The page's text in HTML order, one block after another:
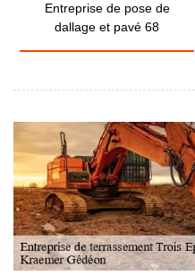
Entreprise de pose de
dallage et pavé 68